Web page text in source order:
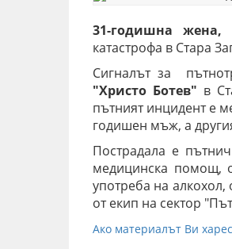
31-годишна жена,
катастрофа в Стара
Сигналът за
"Христо Ботев" в
пътният инцидент е
годишен мъж, а
Пострадала е
медицинска помощ,
употреба на алкохол,
от екип на сектор
Ако материалът Ви